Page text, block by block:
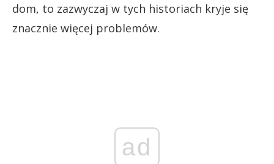
dom, to zazwyczaj w tych historiach kryje się
znacznie więcej problemów.
ad